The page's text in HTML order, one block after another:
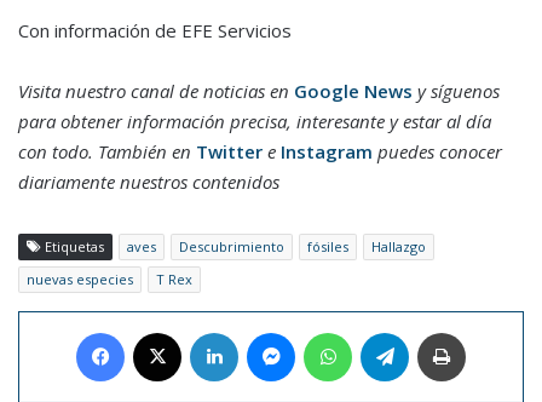
Con información de EFE Servicios
Visita nuestro canal de noticias en Google News y síguenos
para obtener información precisa, interesante y estar al día
con todo. También en Twitter e Instagram puedes conocer
diariamente nuestros contenidos
Etiquetas aves Descubrimiento fósiles
Hallazgo
nuevas especies
T Rex
Facebook LinkedIn MessengerWhatsAppTelegram